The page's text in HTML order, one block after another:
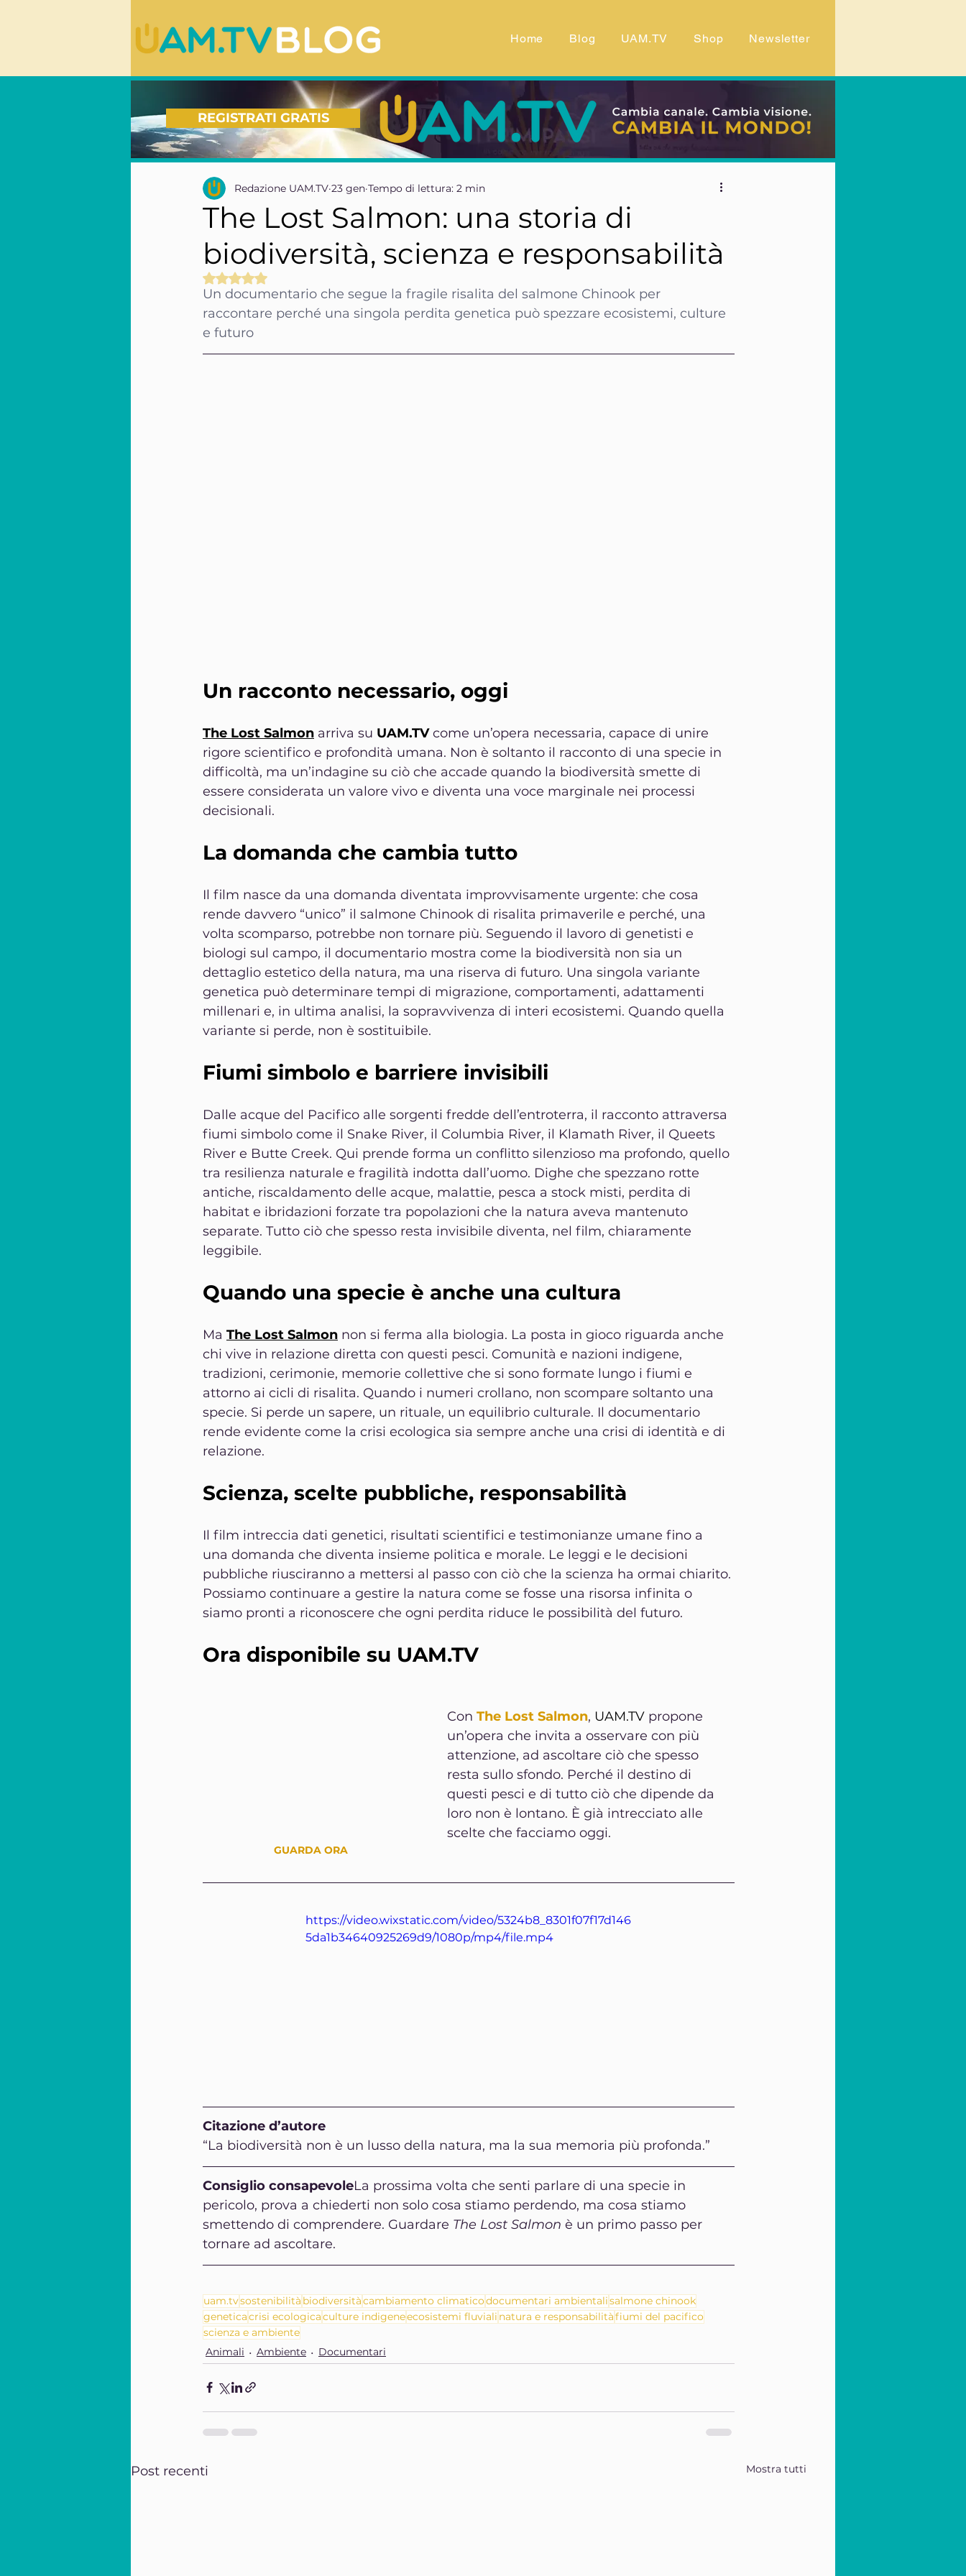
Home Blog UAM.TV Shop Newsletter
The Lost Salmon: una storia di
biodiversità, scienza e responsabilità
Redazione UAM.TV 23 gen Tempo di lettura: 2 min
Valutazione NaN stelle su 5.
Un documentario che segue la fragile risalita del salmone Chinook per
raccontare perché una singola perdita genetica può spezzare ecosistemi, culture
e futuro
Un racconto necessario, oggi
The Lost Salmon arriva su UAM.TV come un’opera necessaria, capace di unire
rigore scientifico e profondità umana. Non è soltanto il racconto di una specie in
difficoltà, ma un’indagine su ciò che accade quando la biodiversità smette di
essere considerata un valore vivo e diventa una voce marginale nei processi
decisionali.
La domanda che cambia tutto
Il film nasce da una domanda diventata improvvisamente urgente: che cosa
rende davvero “unico” il salmone Chinook di risalita primaverile e perché, una
volta scomparso, potrebbe non tornare più. Seguendo il lavoro di genetisti e
biologi sul campo, il documentario mostra come la biodiversità non sia un
dettaglio estetico della natura, ma una riserva di futuro. Una singola variante
genetica può determinare tempi di migrazione, comportamenti, adattamenti
millenari e, in ultima analisi, la sopravvivenza di interi ecosistemi. Quando quella
variante si perde, non è sostituibile.
Fiumi simbolo e barriere invisibili
Dalle acque del Pacifico alle sorgenti fredde dell’entroterra, il racconto attraversa
fiumi simbolo come il Snake River, il Columbia River, il Klamath River, il Queets
River e Butte Creek. Qui prende forma un conflitto silenzioso ma profondo, quello
tra resilienza naturale e fragilità indotta dall’uomo. Dighe che spezzano rotte
antiche, riscaldamento delle acque, malattie, pesca a stock misti, perdita di
habitat e ibridazioni forzate tra popolazioni che la natura aveva mantenuto
separate. Tutto ciò che spesso resta invisibile diventa, nel film, chiaramente
leggibile.
Quando una specie è anche una cultura
Ma The Lost Salmon non si ferma alla biologia. La posta in gioco riguarda anche
chi vive in relazione diretta con questi pesci. Comunità e nazioni indigene,
tradizioni, cerimonie, memorie collettive che si sono formate lungo i fiumi e
attorno ai cicli di risalita. Quando i numeri crollano, non scompare soltanto una
specie. Si perde un sapere, un rituale, un equilibrio culturale. Il documentario
rende evidente come la crisi ecologica sia sempre anche una crisi di identità e di
relazione.
Scienza, scelte pubbliche, responsabilità
Il film intreccia dati genetici, risultati scientifici e testimonianze umane fino a
una domanda che diventa insieme politica e morale. Le leggi e le decisioni
pubbliche riusciranno a mettersi al passo con ciò che la scienza ha ormai chiarito.
Possiamo continuare a gestire la natura come se fosse una risorsa infinita o
siamo pronti a riconoscere che ogni perdita riduce le possibilità del futuro.
Ora disponibile su UAM.TV
GUARDA ORA
Con The Lost Salmon, UAM.TV propone
un’opera che invita a osservare con più
attenzione, ad ascoltare ciò che spesso
resta sullo sfondo. Perché il destino di
questi pesci e di tutto ciò che dipende da
loro non è lontano. È già intrecciato alle
scelte che facciamo oggi.
https://video.wixstatic.com/video/5324b8_8301f07f17d146
5da1b34640925269d9/1080p/mp4/file.mp4
Citazione d’autore
“La biodiversità non è un lusso della natura, ma la sua memoria più profonda.”
Consiglio consapevoleLa prossima volta che senti parlare di una specie in
pericolo, prova a chiederti non solo cosa stiamo perdendo, ma cosa stiamo
smettendo di comprendere. Guardare The Lost Salmon è un primo passo per
tornare ad ascoltare.
uam.tvsostenibilità biodiversitàcambiamento climaticodocumentari ambientalisalmone chinook
geneticacrisi ecologicaculture indigeneecosistemi fluviali natura e responsabilitàfiumi del pacifico
scienza e ambiente
Animali
Ambiente Documentari
Post recenti Mostra tutti
REGISTRATI GRATIS